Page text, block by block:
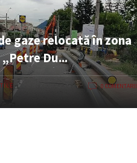
gaze relocată în zona
Du...
0 COMENTARII